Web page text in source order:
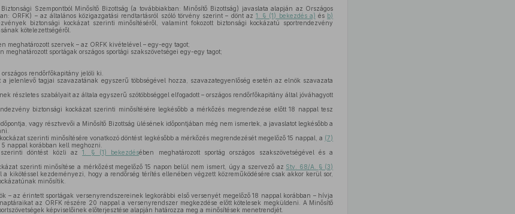
Szempontból Minősítő Bizottság (a továbbiakban: Minősítő Bizottság) javaslata alapján az Országos
ORFK) – az általános közigazgatási rendtartásról szóló törvény szerint – dönt az 1. § (1) bekezdés a) és b)
biztonsági kockázat szerinti minősítéséről, valamint fokozott biztonsági kockázatú sportrendezvény
kötelezettségéről.
meghatározott szervek – az ORFK kivételével – egy-egy tagot;
meghatározott sportágak országos sportági szakszövetségei egy-egy tagot;
rendőrfőkapitány jelöli ki.
a jelenlevő tagjai szavazatának egyszerű többségével hozza, szavazategyenlőség esetén az elnök szavazata
részletes szabályait az általa egyszerű szótöbbséggel elfogadott – országos rendőrfőkapitány által jóváhagyott
biztonsági kockázat szerinti minősítésére legkésőbb a mérkőzés megrendezése előtt 18 nappal tesz
vagy résztvevői a Minősítő Bizottság ülésének időpontjában még nem ismertek, a javaslatot legkésőbb a
szerinti minősítésére vonatkozó döntést legkésőbb a mérkőzés megrendezését megelőző 15 nappal, a (7)
nappal korábban kell meghozni.
szerinti döntést közli az1. § (1) bekezdésében meghatározott sportág országos szakszövetségével és a
szerinti minősítése a mérkőzést megelőző 15 napon belül nem ismert, úgy a szervező az Stv. 68/A. § (3)
kikötéssel kezdeményezi, hogy a rendőrség térítés ellenében végzett közreműködésére csak akkor kerül sor,
minősítik.
– az érintett sportágak versenyrendszereinek legkorábbi első versenyét megelőző 18 nappal korábban – hívja
az ORFK részére 20 nappal a versenyrendszer megkezdése előtt kötelesek megküldeni. A Minősítő
képviselőinek előterjesztése alapján határozza meg a minősítések menetrendjét.